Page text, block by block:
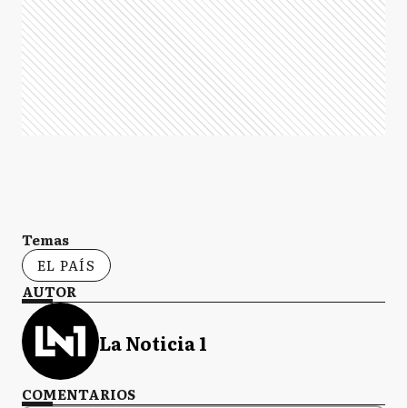
Temas
EL PAÍS
AUTOR
La Noticia 1
COMENTARIOS